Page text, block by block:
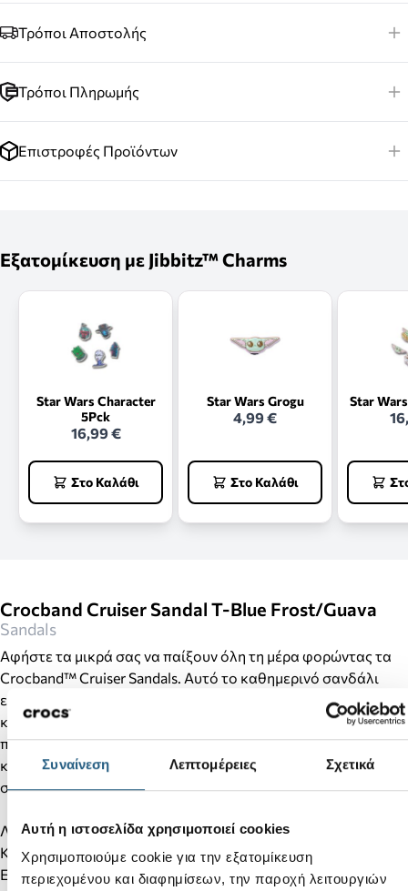
Συναίνεση Λεπτομέρειες Σχετικά
Αυτή η ιστοσελίδα χρησιμοποιεί cookies
Χρησιμοποιούμε cookie για την εξατομίκευση
περιεχομένου και διαφημίσεων, την παροχή λειτουργιών
Τρόποι Αποστολής
Τρόποι Πληρωμής
Επιστροφές Προϊόντων
Εξατομίκευση με Jibbitz™ Charms
Star Wars Character
5Pck
16,99 €
Στο Καλάθι
Star Wars Grogu
4,99 €
Στο Καλάθι
Star
Crocband Cruiser Sandal T-Blue Frost/Guava
Sandals
Αφήστε τα μικρά σας να παίξουν όλη τη μέρα φορώντας τα
Crocband™ Cruiser Sandals. Αυτό το καθημερινό σανδάλι
είναι ό,τι αγαπήσατε στο πέδιλό μας Crocband™, με
καλύτερη εφαρμογή, δυνατότητα προσαρμογής και
προφύλαξη στα δάχτυλα, επιτρέποντας ασφάλεια στην
κινηση. Επιπλέον, ποιο παιδί δεν θα ήθελε να προσθέσει στα
σανδάλι του Jibbitz™ charms και να τα κάνει μοναδικά ;
Λεπτομέρειες προϊόντος:
Κατασκευή Croslite™ με προφύλαξη δακτύλων
Επάνω μέρος με δύο λουράκια